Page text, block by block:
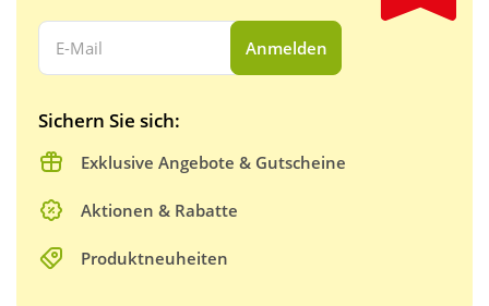
Ihre E-Mail Adresse:
Anmelden
Sichern Sie sich:
Exklusive Angebote & Gutscheine
Aktionen & Rabatte
Produktneuheiten